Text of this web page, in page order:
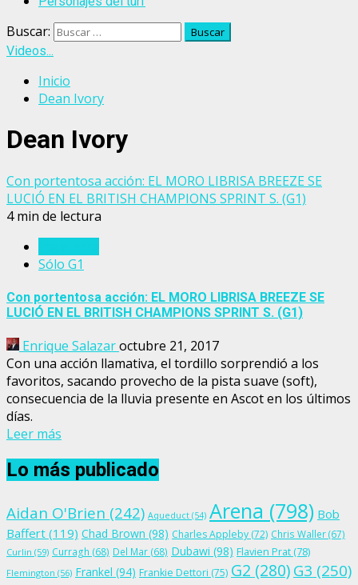
Buscar:
Videos...
Inicio
Dean Ivory
Dean Ivory
Con portentosa acción: EL MORO LIBRISA BREEZE SE
LUCIÓ EN EL BRITISH CHAMPIONS SPRINT S. (G1)
4 min de lectura
Sólo G1
Con portentosa acción: EL MORO LIBRISA BREEZE SE
LUCIÓ EN EL BRITISH CHAMPIONS SPRINT S. (G1)
Enrique Salazaroctubre 21, 2017
Con una acción llamativa, el tordillo sorprendió a los
favoritos, sacando provecho de la pista suave (soft),
consecuencia de la lluvia presente en Ascot en los últimos
días.
Leer más
Lo más publicado
Aidan O'Brien (242) Aqueduct (54) Arena (798) Bob
Baffert (119) Chad Brown (98) Charles Appleby (72) Chris Waller(67)
Curlin (59) Curragh (68) Del Mar (68) Dubawi (98) Flavien Prat (78)
Flemington (56) Frankel (94) Frankie Dettori (75) G2 (280)G3 (250)